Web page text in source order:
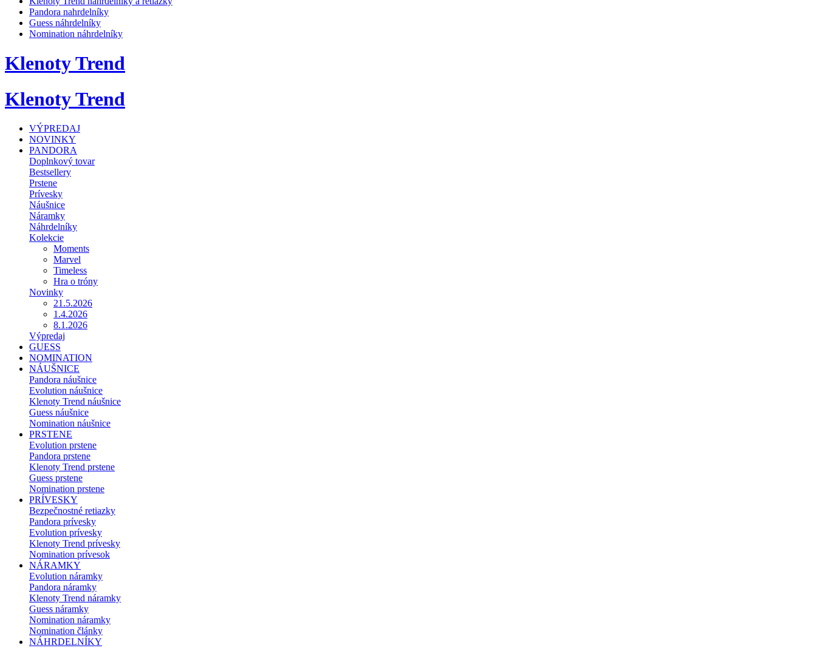
Pandora nahrdelníky
Guess náhrdelníky
Nomination náhrdelníky
Klenoty Trend
Klenoty Trend
VÝPREDAJ
NOVINKY
PANDORA
Doplnkový tovar
Bestsellery
Prstene
Prívesky
Náušnice
Náramky
Náhrdelníky
Kolekcie
Moments
Marvel
Timeless
Hra o tróny
Novinky
21.5.2026
1.4.2026
8.1.2026
Výpredaj
GUESS
NOMINATION
NÁUŠNICE
Pandora náušnice
Evolution náušnice
Klenoty Trend náušnice
Guess náušnice
Nomination náušnice
PRSTENE
Evolution prstene
Pandora prstene
Klenoty Trend prstene
Guess prstene
Nomination prstene
PRÍVESKY
Bezpečnostné retiazky
Pandora prívesky
Evolution prívesky
Klenoty Trend prívesky
Nomination prívesok
NÁRAMKY
Evolution náramky
Pandora náramky
Klenoty Trend náramky
Guess náramky
Nomination náramky
Nomination články
NÁHRDELNÍKY